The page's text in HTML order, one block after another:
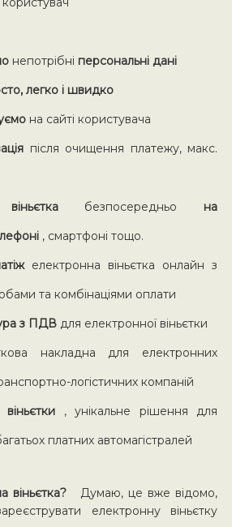
непотрібні персональні дані
легко і швидко
на сайті користувача
після очищення платежу, макс.
віньєтка безпосередньо на
, смартфоні тощо.
електронна віньєтка онлайн з
та комбінаціями оплати
з ПДВ для електронної віньєтки
накладна для електронних
логістичних компаній
, унікальне рішення для
платних автомагістралей
віньєтка?
Думаю, це вже відомо,
електронну віньєтку